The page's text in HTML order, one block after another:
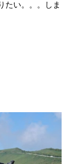
たい。。。しま